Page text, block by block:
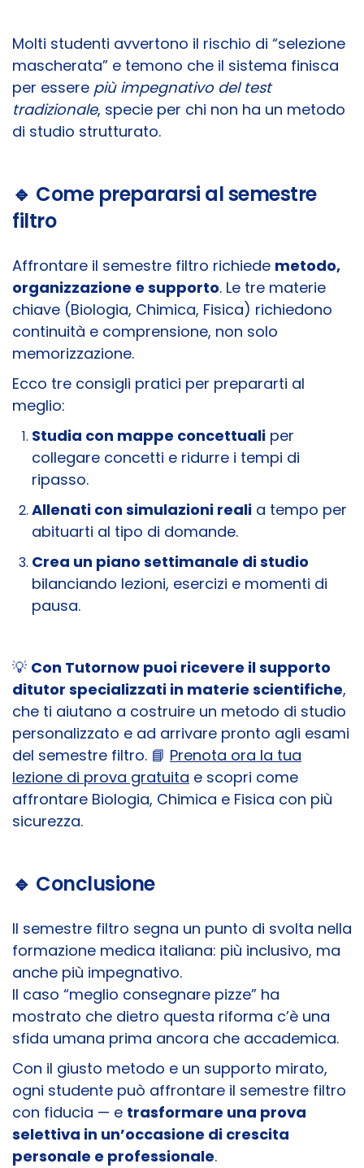
Molti studenti avvertono il rischio di “selezione
mascherata” e temono che il sistema finisca
per essere più impegnativo del test
tradizionale, specie per chi non ha un metodo
di studio strutturato.
🔹 Come prepararsi al semestre
filtro
Affrontare il semestre filtro richiede metodo,
organizzazione e supporto. Le tre materie
chiave (Biologia, Chimica, Fisica) richiedono
continuità e comprensione, non solo
memorizzazione.
Ecco tre consigli pratici per prepararti al
meglio:
Studia con mappe concettuali per
collegare concetti e ridurre i tempi di
ripasso.
Allenati con simulazioni reali a tempo per
abituarti al tipo di domande.
Crea un piano settimanale di studio
bilanciando lezioni, esercizi e momenti di
pausa.
💡 Con Tutornow puoi ricevere il supporto
ditutor specializzati in materie scientifiche,
che ti aiutano a costruire un metodo di studio
personalizzato e ad arrivare pronto agli esami
del semestre filtro. 📘 Prenota ora la tua
lezione di prova gratuita e scopri come
affrontare Biologia, Chimica e Fisica con più
sicurezza.
🔹 Conclusione
Il semestre filtro segna un punto di svolta nella
formazione medica italiana: più inclusivo, ma
anche più impegnativo.
Il caso “meglio consegnare pizze” ha
mostrato che dietro questa riforma c’è una
sfida umana prima ancora che accademica.
Con il giusto metodo e un supporto mirato,
ogni studente può affrontare il semestre filtro
con fiducia — e trasformare una prova
selettiva in un’occasione di crescita
personale e professionale.